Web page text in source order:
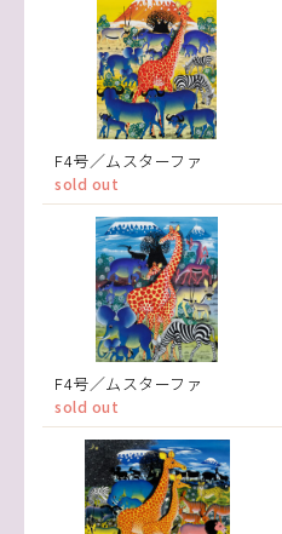
F4号／ムスターファ
sold out
F4号／ムスターファ
sold out